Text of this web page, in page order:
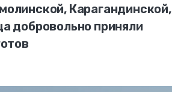
Карагандинской,
добровольно приняли